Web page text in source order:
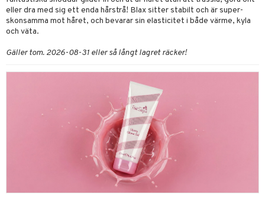
eller dra med sig ett enda hårstrå! Blax sitter stabilt och är super-
skonsamma mot håret, och bevarar sin elasticitet i både värme, kyla
och väta.
Gäller tom. 2026-08-31 eller så långt lagret räcker!